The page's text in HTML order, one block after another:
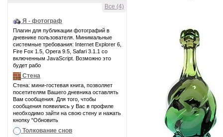
Все (4)
Я - фотограф
Плагин для публикации фотографий в
дневнике пользователя. Минимальные
системные требования: Internet Explorer 6,
Fire Fox 1.5, Opera 9.5, Safari 3.1.1 со
включенным JavaScript. Возможно это
будет рабо
Стена
Стена: мини-гостевая книга, позволяет
посетителям Вашего дневника оставлять
Вам сообщения. Для того, чтобы
сообщения появились у Вас в профиле
необходимо зайти на свою стену и нажать
кнопку "Обновить
Толкование снов